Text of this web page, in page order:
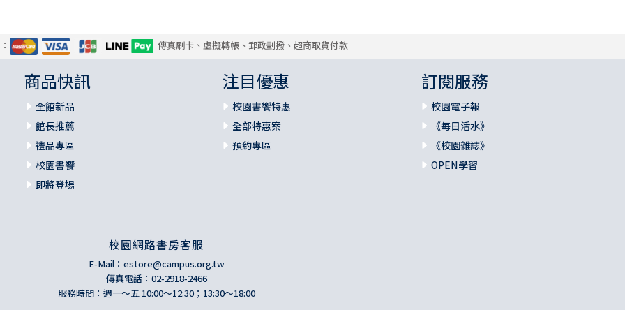
傳真刷卡、虛擬轉帳、郵政劃撥、超商取貨付款
商品快訊
全館新品
館長推薦
禮品專區
校園書饗
即將登場
注目優惠
校園書饗特惠
全部特惠案
預約專區
訂閱服務
校園電子報
《每日活水》
《校園雜誌》
OPEN學習
校園網路書房客服
E-Mail： estore@campus.org.tw
傳真電話：02-2918-2466
服務時間：週一～五 10:00～12:30；13:30～18:00